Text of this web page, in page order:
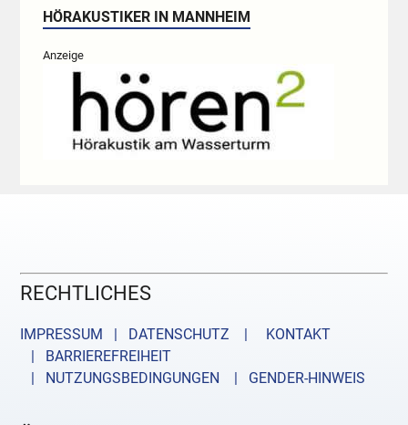
HÖRAKUSTIKER IN MANNHEIM
Anzeige
RECHTLICHES
IMPRESSUM | DATENSCHUTZ |
KONTAKT
| BARRIEREFREIHEIT
| NUTZUNGSBEDINGUNGEN
| GENDER-HINWEIS